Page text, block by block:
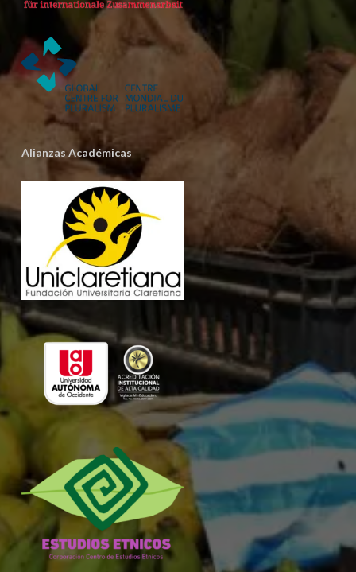
Alianzas Académicas